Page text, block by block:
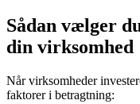
Sådan vælger
din virksomhed
Når virksomheder
faktorer i betragtning: